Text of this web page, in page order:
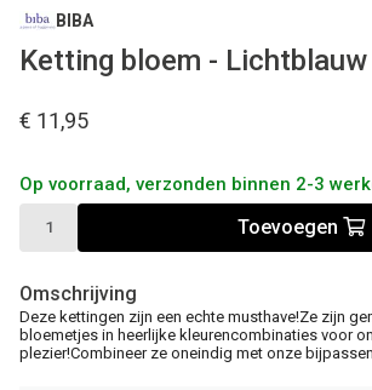
BIBA
Ketting bloem - Lichtblauw
€ 11,95
Op voorraad, verzonden binnen 2-3
Toevoegen
Omschrijving
Deze kettingen zijn een echte musthave!Ze zijn
bloemetjes in heerlijke kleurencombinaties voor
plezier!Combineer ze oneindig met onze